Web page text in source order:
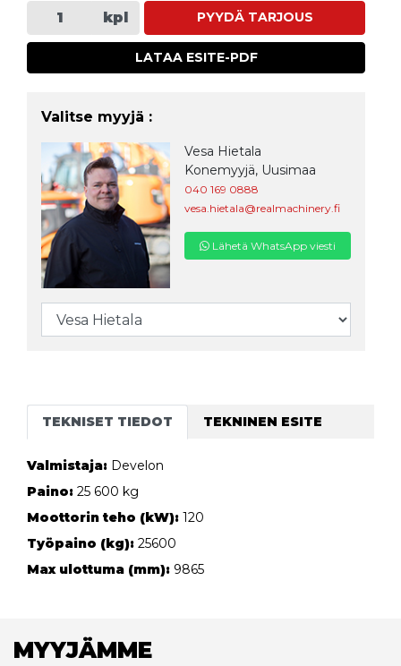
kpl PYYDÄ TARJOUS
LATAA ESITE-PDF
Valitse myyjä :
Vesa Hietala
Konemyyjä, Uusimaa
040 169 0888
vesa.hietala@realmachinery.fi
Lähetä WhatsApp viesti
TEKNISET TIEDOT TEKNINEN ESITE
Valmistaja: Develon
Paino: 25 600 kg
Moottorin teho (kW): 120
Työpaino (kg): 25600
Max ulottuma (mm): 9865
MYYJÄMME